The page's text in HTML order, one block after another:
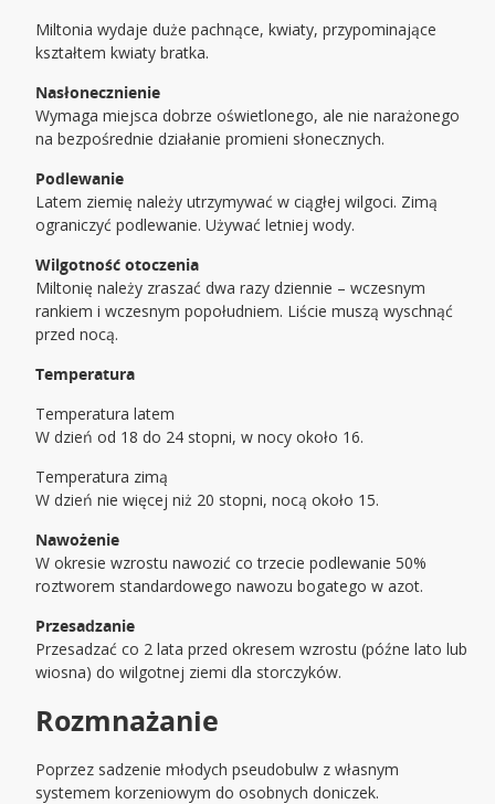
Miltonia wydaje duże pachnące, kwiaty, przypominające
kształtem kwiaty bratka.
Nasłonecznienie
Wymaga miejsca dobrze oświetlonego, ale nie narażonego
na bezpośrednie działanie promieni słonecznych.
Podlewanie
Latem ziemię należy utrzymywać w ciągłej wilgoci. Zimą
ograniczyć podlewanie. Używać letniej wody.
Wilgotność otoczenia
Miltonię należy zraszać dwa razy dziennie – wczesnym
rankiem i wczesnym popołudniem. Liście muszą wyschnąć
przed nocą.
Temperatura
Temperatura latem
W dzień od 18 do 24 stopni, w nocy około 16.
Temperatura zimą
W dzień nie więcej niż 20 stopni, nocą około 15.
Nawożenie
W okresie wzrostu nawozić co trzecie podlewanie 50%
roztworem standardowego nawozu bogatego w azot.
Przesadzanie
Przesadzać co 2 lata przed okresem wzrostu (późne lato lub
wiosna) do wilgotnej ziemi dla storczyków.
Rozmnażanie
Poprzez sadzenie młodych pseudobulw z własnym
systemem korzeniowym do osobnych doniczek.